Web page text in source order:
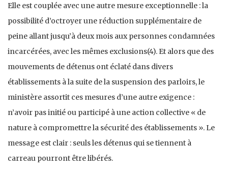
Elle est couplée avec une autre mesure exceptionnelle : la
possibilité d’octroyer une réduction supplémentaire de
peine allant jusqu’à deux mois aux personnes condamnées
incarcérées, avec les mêmes exclusions(4). Et alors que des
mouvements de détenus ont éclaté dans divers
établissements à la suite de la suspension des parloirs, le
ministère assortit ces mesures d’une autre exigence :
n’avoir pas initié ou participé à une action collective « de
nature à compromettre la sécurité des établissements ». Le
message est clair : seuls les détenus qui se tiennent à
carreau pourront être libérés.